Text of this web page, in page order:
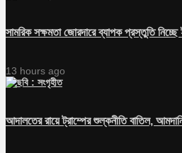
সামরিক সক্ষমতা জোরদারে ব্যাপক প্রস্তুতি নিচ্ছে
13 hours ago
আদালতের রায়ে ট্রাম্পের শুল্কনীতি বাতিল,